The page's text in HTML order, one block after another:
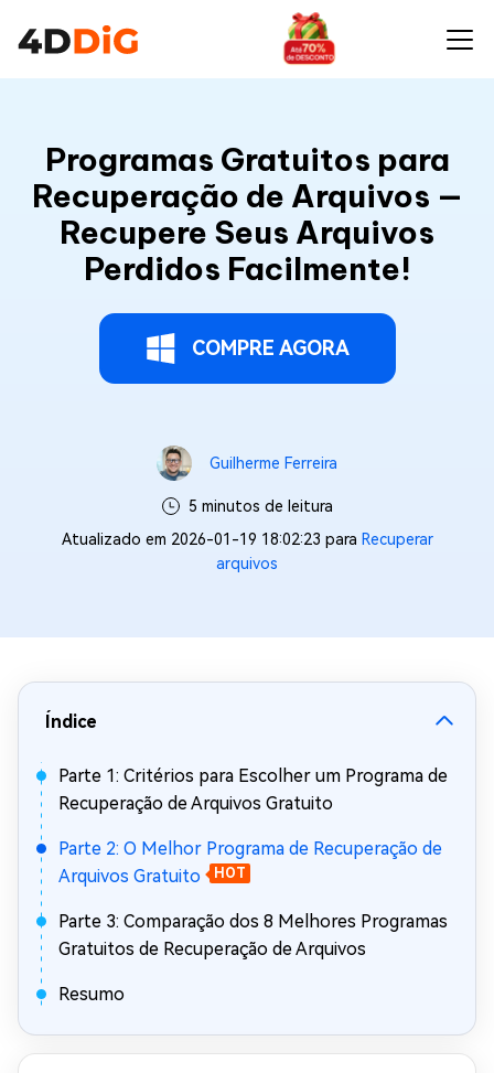
Programas Gratuitos para
Recuperação de Arquivos —
Recupere Seus Arquivos
Perdidos Facilmente!
COMPRE AGORA
Guilherme Ferreira
5 minutos de leitura
Atualizado em 2026-01-19 18:02:23 para Recuperar
arquivos
Índice
Parte 1: Critérios para Escolher um Programa de
Recuperação de Arquivos Gratuito
Parte 2: O Melhor Programa de Recuperação de
Arquivos Gratuito
HOT
Parte 3: Comparação dos 8 Melhores Programas
Gratuitos de Recuperação de Arquivos
Resumo